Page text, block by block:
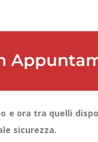
e ora tra quelli
sicurezza.